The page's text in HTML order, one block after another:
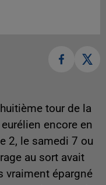
tour de la
encore en
2, le samedi 7 ou
au sort avait
vraiment épargné